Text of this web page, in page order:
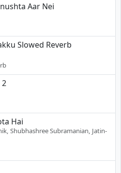
Aar Nei
Slowed Reverb
Hai
Shubhashree Subramanian, Jatin-